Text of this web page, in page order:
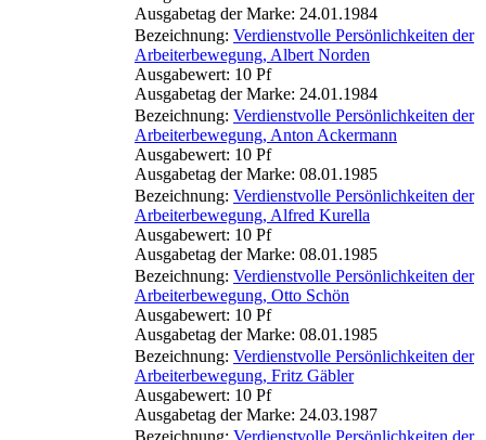
Ausgabetag der Marke: 24.01.1984
Bezeichnung: Verdienstvolle Persönlichkeiten der
Arbeiterbewegung, Albert Norden
Ausgabewert: 10 Pf
Ausgabetag der Marke: 24.01.1984
Bezeichnung: Verdienstvolle Persönlichkeiten der
Arbeiterbewegung, Anton Ackermann
Ausgabewert: 10 Pf
Ausgabetag der Marke: 08.01.1985
Bezeichnung: Verdienstvolle Persönlichkeiten der
Arbeiterbewegung, Alfred Kurella
Ausgabewert: 10 Pf
Ausgabetag der Marke: 08.01.1985
Bezeichnung: Verdienstvolle Persönlichkeiten der
Arbeiterbewegung, Otto Schön
Ausgabewert: 10 Pf
Ausgabetag der Marke: 08.01.1985
Bezeichnung: Verdienstvolle Persönlichkeiten der
Arbeiterbewegung, Fritz Gäbler
Ausgabewert: 10 Pf
Ausgabetag der Marke: 24.03.1987
Bezeichnung: Verdienstvolle Persönlichkeiten der